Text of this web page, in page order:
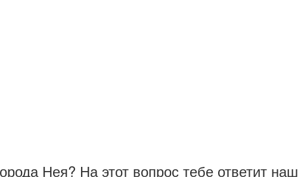
Нея? На этот вопрос тебе ответит наш